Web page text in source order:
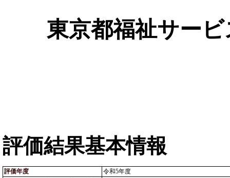
東京都福祉サー
評価結果基本情報
評価年度 令和5年度